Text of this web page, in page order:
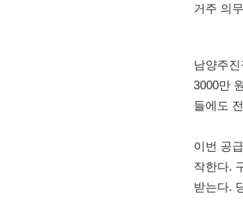
거주 의
남양주
3000만
들에도
이번 공
작한다.
받는다.